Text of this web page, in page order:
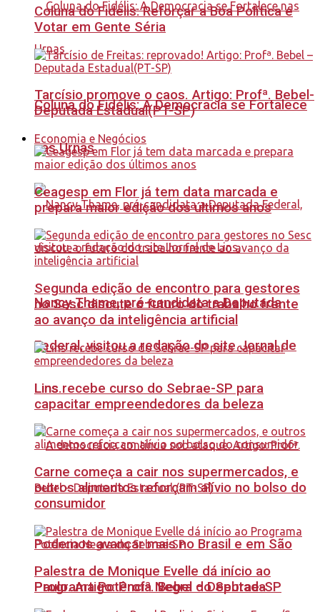
Coluna do Fidélis: A Democracia se Fortalece
nas Urnas
Nancy Thame, pré-candidata a Deputada
Federal, visitou a redação do site Jornal de
Lins.
Podemos avançar mais no Brasil e em São
Paulo. Artigo: Profª. Bebel – Deputada
Coluna do Fidelis: Reforçar a Boa Política e
Votar em Gente Séria
Tarcísio promove o caos. Artigo: Profª. Bebel-
Deputada Estadual(PT-SP)
Economia e Negócios
Ceagesp em Flor já tem data marcada e
prepara maior edição dos últimos anos
Segunda edição de encontro para gestores
no Sesc discute o futuro do trabalho frente
ao avanço da inteligência artificial
Lins recebe curso do Sebrae-SP para
capacitar empreendedores da beleza
Carne começa a cair nos supermercados, e
outros alimentos reforçam alívio no bolso do
consumidor
Palestra de Monique Evelle dá início ao
Programa Potência Negra do Sebrae-SP